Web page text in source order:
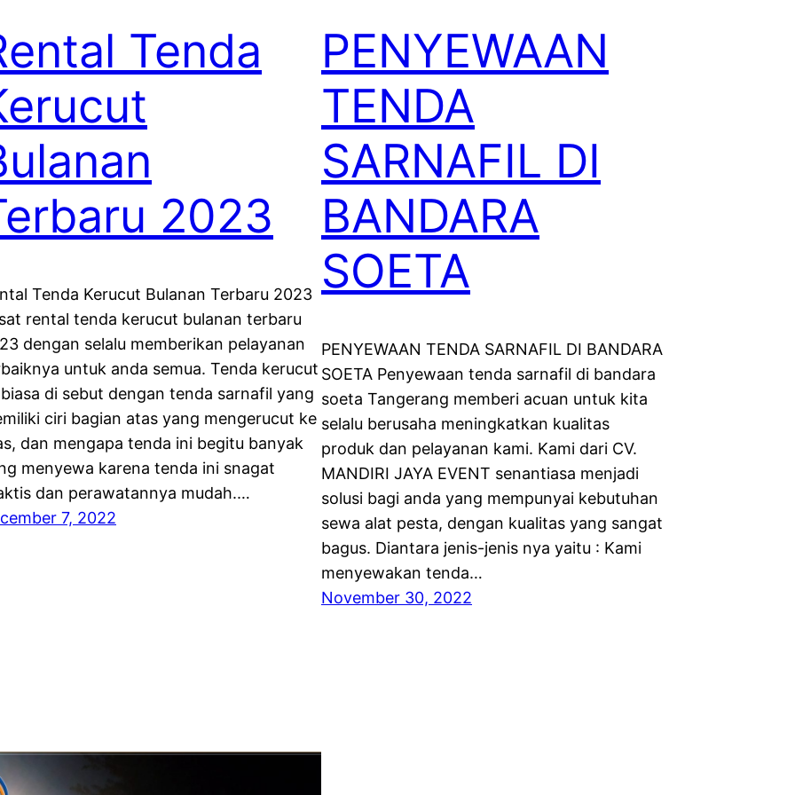
Tenda
2023
Tenda Kerucut Bulanan Terbaru 2023
rental tenda kerucut bulanan terbaru
dengan selalu memberikan pelayanan
untuk anda semua. Tenda kerucut
di sebut dengan tenda sarnafil yang
ciri bagian atas yang mengerucut ke
dan mengapa tenda ini begitu banyak
menyewa karena tenda ini snagat
dan perawatannya mudah.…
7, 2022
PENYEWAAN
TENDA
SARNAFIL DI
BANDARA
SOETA
PENYEWAAN TENDA SARNAFIL DI BANDARA
SOETA Penyewaan tenda sarnafil di bandara
soeta Tangerang memberi acuan untuk kita
selalu berusaha meningkatkan kualitas
produk dan pelayanan kami. Kami dari CV.
MANDIRI JAYA EVENT senantiasa menjadi
solusi bagi anda yang mempunyai kebutuhan
sewa alat pesta, dengan kualitas yang sangat
bagus. Diantara jenis-jenis nya yaitu : Kami
menyewakan tenda…
November 30, 2022